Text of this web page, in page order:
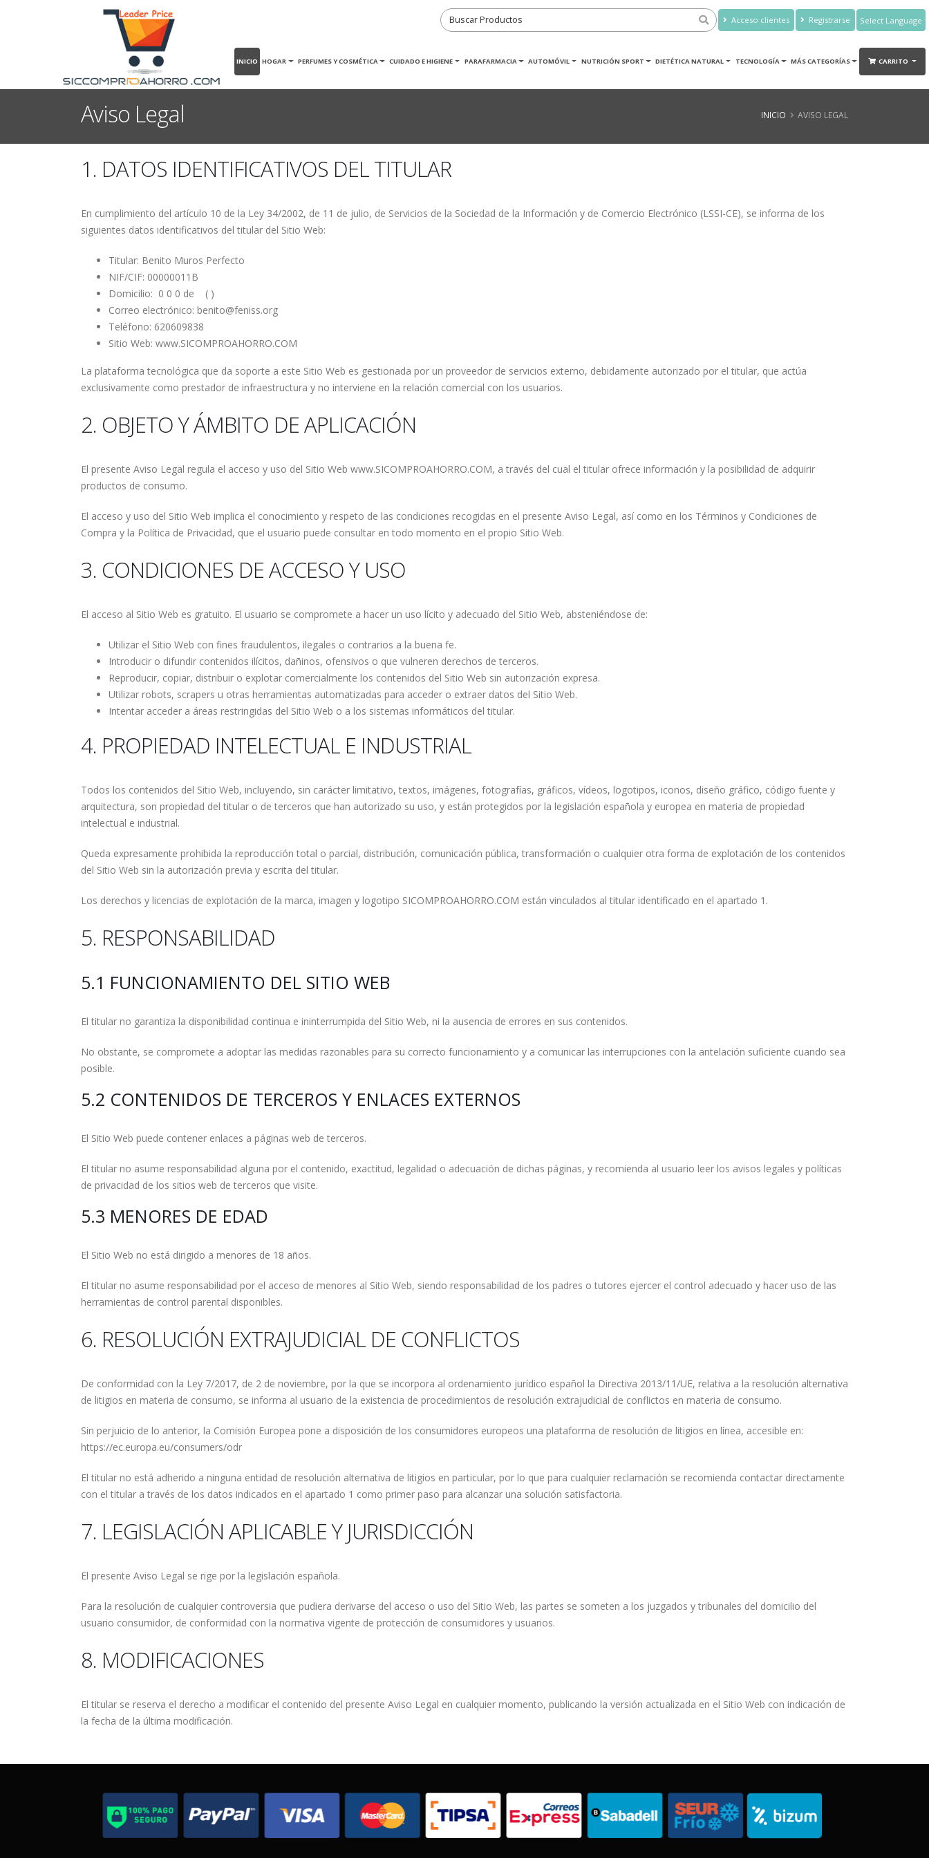
Acceso clientes Registrarse
Translate
INICIO HOGAR PERFUMES Y COSMÉTICA CUIDADO E HIGIENE PARAFARMACIA AUTOMÓVIL NUTRICIÓN SPORT DIETÉTICA NATURAL TECNOLOGÍA MÁS CATEGORÍAS CARRITO
Aviso Legal INICIO AVISO LEGAL
1. DATOS IDENTIFICATIVOS DEL TITULAR
En cumplimiento del artículo 10 de la Ley 34/2002, de 11 de julio, de Servicios de la Sociedad de la Información y de Comercio Electrónico (LSSI-CE), se informa de los
siguientes datos identificativos del titular del Sitio Web:
Titular: Benito Muros Perfecto
NIF/CIF: 00000011B
Domicilio: 0 0 0 de ( )
Correo electrónico: benito@feniss.org
Teléfono: 620609838
Sitio Web: www.SICOMPROAHORRO.COM
La plataforma tecnológica que da soporte a este Sitio Web es gestionada por un proveedor de servicios externo, debidamente autorizado por el titular, que actúa
exclusivamente como prestador de infraestructura y no interviene en la relación comercial con los usuarios.
2. OBJETO Y ÁMBITO DE APLICACIÓN
El presente Aviso Legal regula el acceso y uso del Sitio Web www.SICOMPROAHORRO.COM, a través del cual el titular ofrece información y la posibilidad de adquirir
productos de consumo.
El acceso y uso del Sitio Web implica el conocimiento y respeto de las condiciones recogidas en el presente Aviso Legal, así como en los Términos y Condiciones de
Compra y la Política de Privacidad, que el usuario puede consultar en todo momento en el propio Sitio Web.
3. CONDICIONES DE ACCESO Y USO
El acceso al Sitio Web es gratuito. El usuario se compromete a hacer un uso lícito y adecuado del Sitio Web, absteniéndose de:
Utilizar el Sitio Web con fines fraudulentos, ilegales o contrarios a la buena fe.
Introducir o difundir contenidos ilícitos, dañinos, ofensivos o que vulneren derechos de terceros.
Reproducir, copiar, distribuir o explotar comercialmente los contenidos del Sitio Web sin autorización expresa.
Utilizar robots, scrapers u otras herramientas automatizadas para acceder o extraer datos del Sitio Web.
Intentar acceder a áreas restringidas del Sitio Web o a los sistemas informáticos del titular.
4. PROPIEDAD INTELECTUAL E INDUSTRIAL
Todos los contenidos del Sitio Web, incluyendo, sin carácter limitativo, textos, imágenes, fotografías, gráficos, vídeos, logotipos, iconos, diseño gráfico, código fuente y
arquitectura, son propiedad del titular o de terceros que han autorizado su uso, y están protegidos por la legislación española y europea en materia de propiedad
intelectual e industrial.
Queda expresamente prohibida la reproducción total o parcial, distribución, comunicación pública, transformación o cualquier otra forma de explotación de los contenidos
del Sitio Web sin la autorización previa y escrita del titular.
Los derechos y licencias de explotación de la marca, imagen y logotipo SICOMPROAHORRO.COM están vinculados al titular identificado en el apartado 1.
5. RESPONSABILIDAD
5.1 FUNCIONAMIENTO DEL SITIO WEB
El titular no garantiza la disponibilidad continua e ininterrumpida del Sitio Web, ni la ausencia de errores en sus contenidos.
No obstante, se compromete a adoptar las medidas razonables para su correcto funcionamiento y a comunicar las interrupciones con la antelación suficiente cuando sea
posible.
5.2 CONTENIDOS DE TERCEROS Y ENLACES EXTERNOS
El Sitio Web puede contener enlaces a páginas web de terceros.
El titular no asume responsabilidad alguna por el contenido, exactitud, legalidad o adecuación de dichas páginas, y recomienda al usuario leer los avisos legales y políticas
de privacidad de los sitios web de terceros que visite.
5.3 MENORES DE EDAD
El Sitio Web no está dirigido a menores de 18 años.
El titular no asume responsabilidad por el acceso de menores al Sitio Web, siendo responsabilidad de los padres o tutores ejercer el control adecuado y hacer uso de las
herramientas de control parental disponibles.
6. RESOLUCIÓN EXTRAJUDICIAL DE CONFLICTOS
De conformidad con la Ley 7/2017, de 2 de noviembre, por la que se incorpora al ordenamiento jurídico español la Directiva 2013/11/UE, relativa a la resolución alternativa
de litigios en materia de consumo, se informa al usuario de la existencia de procedimientos de resolución extrajudicial de conflictos en materia de consumo.
Sin perjuicio de lo anterior, la Comisión Europea pone a disposición de los consumidores europeos una plataforma de resolución de litigios en línea, accesible en:
https://ec.europa.eu/consumers/odr
El titular no está adherido a ninguna entidad de resolución alternativa de litigios en particular, por lo que para cualquier reclamación se recomienda contactar directamente
con el titular a través de los datos indicados en el apartado 1 como primer paso para alcanzar una solución satisfactoria.
7. LEGISLACIÓN APLICABLE Y JURISDICCIÓN
El presente Aviso Legal se rige por la legislación española.
Para la resolución de cualquier controversia que pudiera derivarse del acceso o uso del Sitio Web, las partes se someten a los juzgados y tribunales del domicilio del
usuario consumidor, de conformidad con la normativa vigente de protección de consumidores y usuarios.
8. MODIFICACIONES
El titular se reserva el derecho a modificar el contenido del presente Aviso Legal en cualquier momento, publicando la versión actualizada en el Sitio Web con indicación de
la fecha de la última modificación.